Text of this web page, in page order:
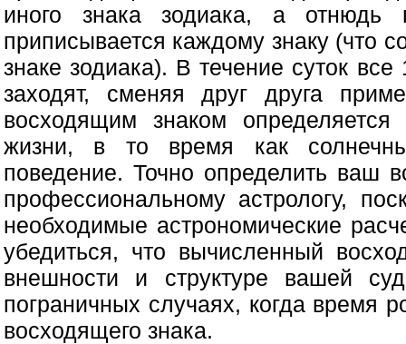
иного знака зодиака, а
приписывается каждому знаку (что
знаке зодиака). В течение суток
заходят, сменяя друг друга
восходящим знаком
жизни, в то время как
поведение. Точно определить ваш
профессиональному астрологу,
необходимые астрономические
убедиться, что вычисленный
внешности и структуре вашей
пограничных случаях, когда время
восходящего знака.